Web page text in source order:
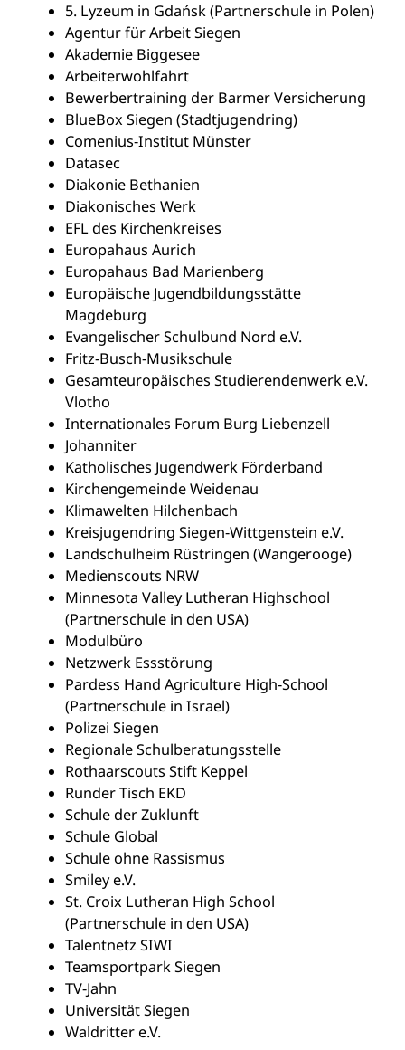
5. Lyzeum in Gdańsk (Partnerschule in Polen)
Agentur für Arbeit Siegen
Akademie Biggesee
Arbeiterwohlfahrt
Bewerbertraining der Barmer Versicherung
BlueBox Siegen (Stadtjugendring)
Comenius-Institut Münster
Datasec
Diakonie Bethanien
Diakonisches Werk
EFL des Kirchenkreises
Europahaus Aurich
Europahaus Bad Marienberg
Europäische Jugendbildungsstätte
Magdeburg
Evangelischer Schulbund Nord e.V.
Fritz-Busch-Musikschule
Gesamteuropäisches Studierendenwerk e.V.
Vlotho
Internationales Forum Burg Liebenzell
Johanniter
Katholisches Jugendwerk Förderband
Kirchengemeinde Weidenau
Klimawelten Hilchenbach
Kreisjugendring Siegen-Wittgenstein e.V.
Landschulheim Rüstringen (Wangerooge)
Medienscouts NRW
Minnesota Valley Lutheran Highschool
(Partnerschule in den USA)
Modulbüro
Netzwerk Essstörung
Pardess Hand Agriculture High-School
(Partnerschule in Israel)
Polizei Siegen
Regionale Schulberatungsstelle
Rothaarscouts Stift Keppel
Runder Tisch EKD
Schule der Zuklunft
Schule Global
Schule ohne Rassismus
Smiley e.V.
St. Croix Lutheran High School
(Partnerschule in den USA)
Talentnetz SIWI
Teamsportpark Siegen
TV-Jahn
Universität Siegen
Waldritter e.V.